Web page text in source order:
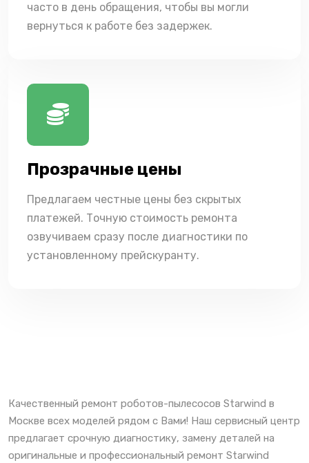
часто в день обращения, чтобы вы могли
вернуться к работе без задержек.
Прозрачные цены
Предлагаем честные цены без скрытых
платежей. Точную стоимость ремонта
озвучиваем сразу после диагностики по
установленному прейскуранту.
Качественный ремонт роботов-пылесосов Starwind в
Москве всех моделей рядом с Вами! Наш сервисный центр
предлагает срочную диагностику, замену деталей на
оригинальные и профессиональный ремонт Starwind